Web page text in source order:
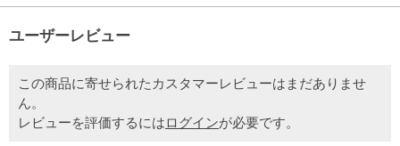
ユーザーレビュー
この商品に寄せられたカスタマーレビューはまだありませ
ん。
レビューを評価するにはログインが必要です。